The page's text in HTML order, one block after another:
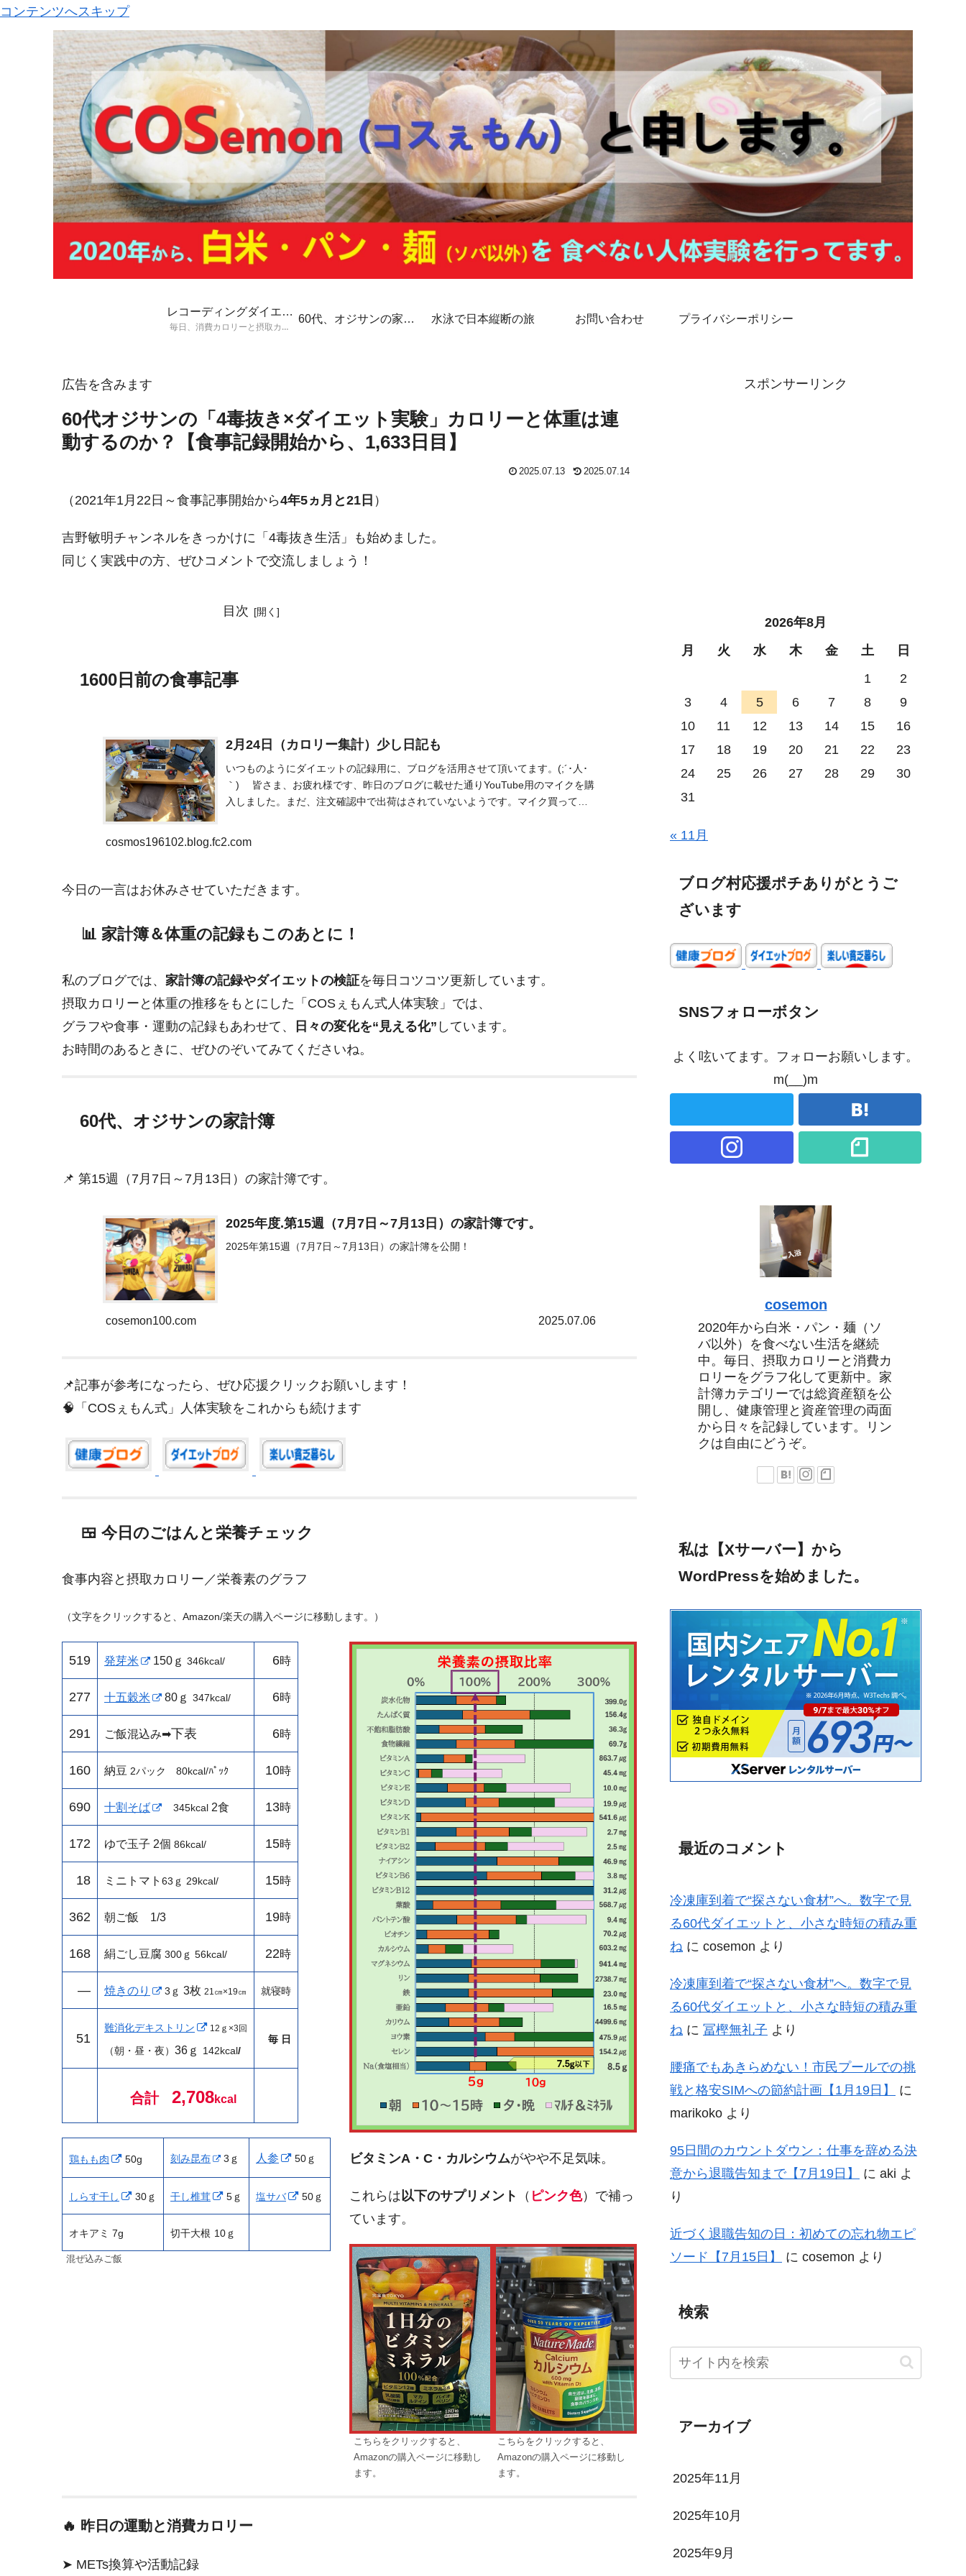
コンテンツへスキップ
レコーディングダイエッ
ト
毎日、消費カロリーと摂取カロ
60代、オジサンの家計 水泳で日本縦断の旅 お問い合わせ プライバシーポリシー
広告を含みます
60代オジサンの「4毒抜き×ダイエット実験」カロリーと体重は連
動するのか？【食事記録開始から、1,633日目】
2025.07.13 2025.07.14
（2021年1月22日～食事記事開始から4年5ヵ月と21日 ）
吉野敏明チャンネルをきっかけに「4毒抜き生活」も始めました。
同じく実践中の方、ぜひコメントで交流しましょう！
目次
1600日前の食事記事
2月24日（カロリー集計）少し日記も
いつものようにダイエットの記録用に、ブログを活用させて頂いてます。(;´･人･
｀) 皆さま、お疲れ様です、昨日のブログに載せた通りYouTube用のマイクを購
入しました。まだ、注文確認中で出荷はされていないようです。マイク買って
cosmos196102.blog.fc2.com
今日の一言はお休みさせていただきます。
📊 家計簿＆体重の記録もこのあとに！
私のブログでは、 家計簿の記録やダイエットの検証を毎日コツコツ更新しています。
摂取カロリーと体重の推移をもとにした「COSぇもん式人体実験」では、
グラフや食事・運動の記録もあわせて、
日々の変化を“見える化” しています。
お時間のあるときに、ぜひのぞいてみてくださいね。
60代、オジサンの家計簿
📌 第15週（7月7日～7月13日）の家計簿です。
2025年度.第15週（7月7日～7月13日）の家計簿です。
2025年第15週（7月7日～7月13日）の家計簿を公開！
cosemon100.com 2025.07.06
📌記事が参考になったら、ぜひ応援クリックお願いします！
🧠「COSぇもん式」人体実験をこれからも続けます
🍱 今日のごはんと栄養チェック
食事内容と摂取カロリー／栄養素のグラフ
（文字をクリックすると、Amazon/楽天の購入ページに移動します。）
519 発芽米 150ｇ 346kcal/ 6時
277 十五穀米 80ｇ 347kcal/ 6時
291 ご飯混込み➡下表 6時
160 納豆 2パック 80kcal/ﾊﾟｯｸ 10時
690 十割そば 345kcal 2食 13時
172 ゆで玉子 2個 86kcal/ 15時
18 ミニトマト 63 ｇ 29kcal/ 15時
362 朝ご飯 1/3 19時
168 絹ごし豆腐 300ｇ 56kcal/ 22時
— 焼きのり 3ｇ 3枚 21㎝×19㎝ 就寝時
51
難消化デキストリン 12ｇ×3回
（朝・昼・夜） 36ｇ 142kcal/
毎 日
合計 2,708kcal
鶏もも肉 50g 刻み昆布 3ｇ 人参 50ｇ
しらす干し 30ｇ 干し椎茸 5ｇ 塩サバ 50ｇ
オキアミ 7g 切干大根 10ｇ
混ぜ込みご飯
ビタミンA・C・カルシウムがやや不足気味。
これらは 以下のサプリメント （ ピンク色）で補っ
ています。
こちらをクリックすると、
Amazonの購入ページに移動し
ます。
こちらをクリックすると、
Amazonの購入ページに移動し
ます。
🔥 昨日の運動と消費カロリー
➤ METs換算や活動記録
スポンサーリンク
2026年8月
月
火 水 木 金 土
日
1
2
3
4 5 6 7 8
9
10
11 12 13 14 15
16
17
18 19 20 21 22
23
24
25 26 27 28 29
30
31
« 11月
ブログ村応援ポチありがとうご
ざいます
SNSフォローボタン
よく呟いてます。フォローお願いします。
m(__)m
cosemon
2020年から白米・パン・麺（ソ
バ以外）を食べない生活を継続
中。毎日、摂取カロリーと消費カ
ロリーをグラフ化して更新中。家
計簿カテゴリーでは総資産額を公
開し、健康管理と資産管理の両面
から日々を記録しています。リン
クは自由にどうぞ。
私は【Xサーバー】から
WordPressを始めました。
最近のコメント
冷凍庫到着で“探さない食材”へ。数字で見
る60代ダイエットと、小さな時短の積み重
ね に cosemon より
冷凍庫到着で“探さない食材”へ。数字で見
る60代ダイエットと、小さな時短の積み重
ね に 冨樫無礼子 より
腰痛でもあきらめない！市民プールでの挑
戦と格安SIMへの節約計画【1月19日】
に
marikoko より
95日間のカウントダウン：仕事を辞める決
意から退職告知まで【7月19日】
に aki よ
り
近づく退職告知の日：初めての忘れ物エピ
ソード【7月15日】
に cosemon より
検索
アーカイブ
2025年11月
2025年10月
2025年9月